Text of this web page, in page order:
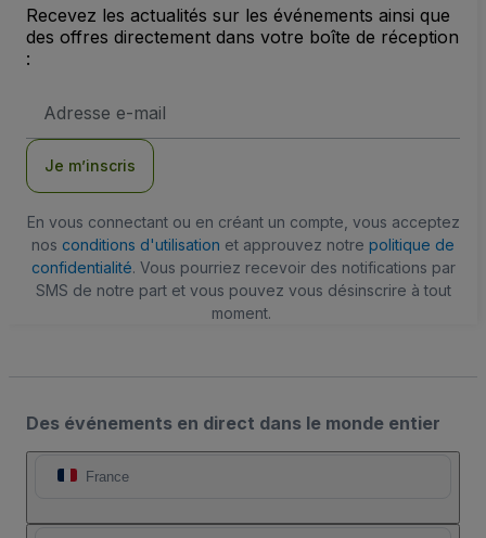
Recevez les actualités sur les événements ainsi que
des offres directement dans votre boîte de réception
:
e-
Je m’inscris
En vous connectant ou en créant un compte, vous acceptez
nos conditions d'utilisation et approuvez notre politique de
confidentialité. Vous pourriez recevoir des notifications par
SMS de notre part et vous pouvez vous désinscrire à tout
moment.
Des événements en direct dans le monde entier
France